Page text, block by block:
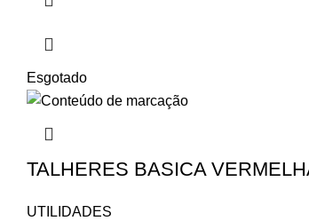
Esgotado
TALHERES BASICA
UTILIDADES